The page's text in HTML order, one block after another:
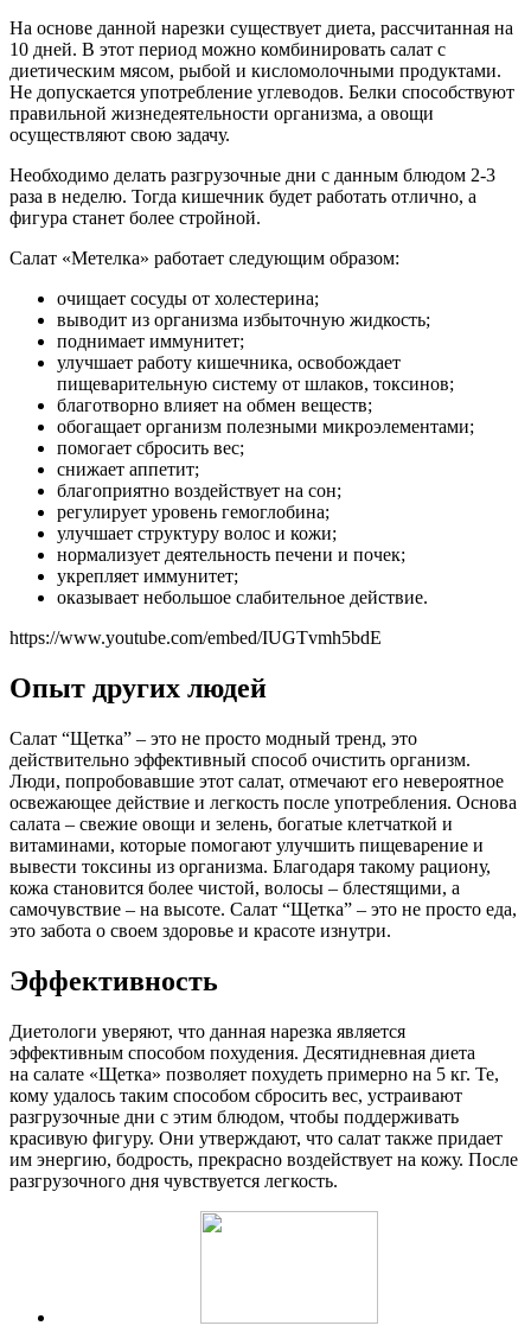
На основе данной нарезки существует диета, рассчитанная на
10 дней. В этот период можно комбинировать салат с
диетическим мясом, рыбой и кисломолочными продуктами.
Не допускается употребление углеводов. Белки способствуют
правильной жизнедеятельности организма, а овощи
осуществляют свою задачу.
Необходимо делать разгрузочные дни с данным блюдом 2-3
раза в неделю. Тогда кишечник будет работать отлично, а
фигура станет более стройной.
Салат «Метелка» работает следующим образом:
очищает сосуды от холестерина;
выводит из организма избыточную жидкость;
поднимает иммунитет;
улучшает работу кишечника, освобождает
пищеварительную систему от шлаков, токсинов;
благотворно влияет на обмен веществ;
обогащает организм полезными микроэлементами;
помогает сбросить вес;
снижает аппетит;
благоприятно воздействует на сон;
регулирует уровень гемоглобина;
улучшает структуру волос и кожи;
нормализует деятельность печени и почек;
укрепляет иммунитет;
оказывает небольшое слабительное действие.
https://www.youtube.com/embed/IUGTvmh5bdE
Опыт других людей
Салат “Щетка” – это не просто модный тренд, это
действительно эффективный способ очистить организм.
Люди, попробовавшие этот салат, отмечают его невероятное
освежающее действие и легкость после употребления. Основа
салата – свежие овощи и зелень, богатые клетчаткой и
витаминами, которые помогают улучшить пищеварение и
вывести токсины из организма. Благодаря такому рациону,
кожа становится более чистой, волосы – блестящими, а
самочувствие – на высоте. Салат “Щетка” – это не просто еда,
это забота о своем здоровье и красоте изнутри.
Эффективность
Диетологи уверяют, что данная нарезка является
эффективным способом похудения. Десятидневная диета
на салате «Щетка» позволяет похудеть примерно на 5 кг. Те,
кому удалось таким способом сбросить вес, устраивают
разгрузочные дни с этим блюдом, чтобы поддерживать
красивую фигуру. Они утверждают, что салат также придает
им энергию, бодрость, прекрасно воздействует на кожу. После
разгрузочного дня чувствуется легкость.